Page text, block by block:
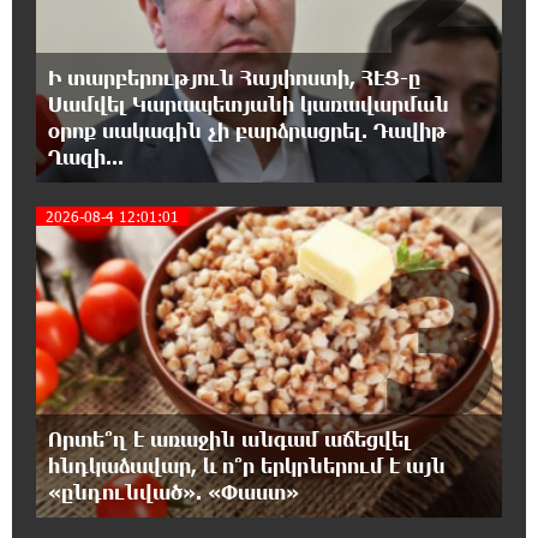
18:02:58 8-08-2026
Դմիտրի Մեդվեդև. Արևմուտքի
քաղաքականությունը Հայաստանի
նկատմամբ կրկնում է վրացական սցենարը
17:36:59 8-08-2026
Հայաստանում լուրջ վտանգներ է
պարունակում. Ավետիք Չալաբյան
17:28:45 8-08-2026
«Հայաքվե»-ի հայտարարությունից հետո
WCC-ն արձագանքել է Հայ Եկեղեցու շուրջ
ստեղծված իրավիճակին
16:58:38 8-08-2026
«Շտապ հաստատեք քարտի տվյալները»․
IDBank-ը զգուշացնում է հյուրանոցների
ամրագրման հետ կապված զեղծարարությունների մասին
Ի տարբերություն Հայփոստի, ՀԷՑ-ը
Սամվել Կարապետյանի կառավարման
օրոք սակագին չի բարձրացրել. Դավիթ
Ղազի...
2026-08-4 12:01:01
Որտե՞ղ է առաջին անգամ աճեցվել
հնդկաձավար, և ո՞ր երկրներում է այն
«ընդունված». «Փաստ»
3